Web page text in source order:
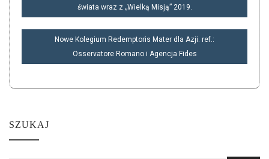
świata wraz z „Wielką Misją” 2019.
Nowe Kolegium Redemptoris Mater dla Azji. ref.:
Osservatore Romano i Agencja Fides
SZUKAJ